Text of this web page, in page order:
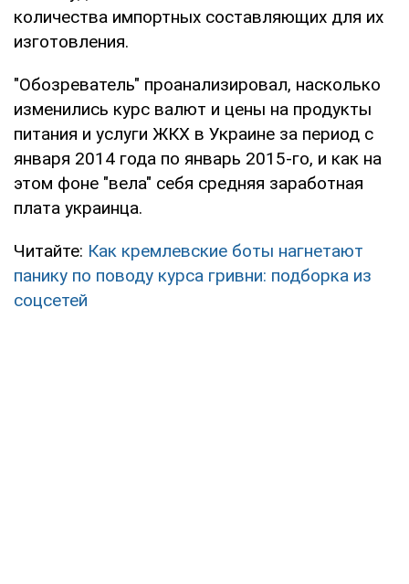
количества импортных составляющих для их
изготовления.
"Обозреватель" проанализировал, насколько
изменились курс валют и цены на продукты
питания и услуги ЖКХ в Украине за период с
января 2014 года по январь 2015-го, и как на
этом фоне "вела" себя средняя заработная
плата украинца.
Читайте: Как кремлевские боты нагнетают
панику по поводу курса гривни: подборка из
соцсетей